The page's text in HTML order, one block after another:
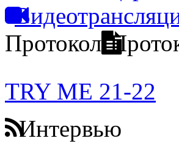
Протокол
TRY ME 21-22
Интервью